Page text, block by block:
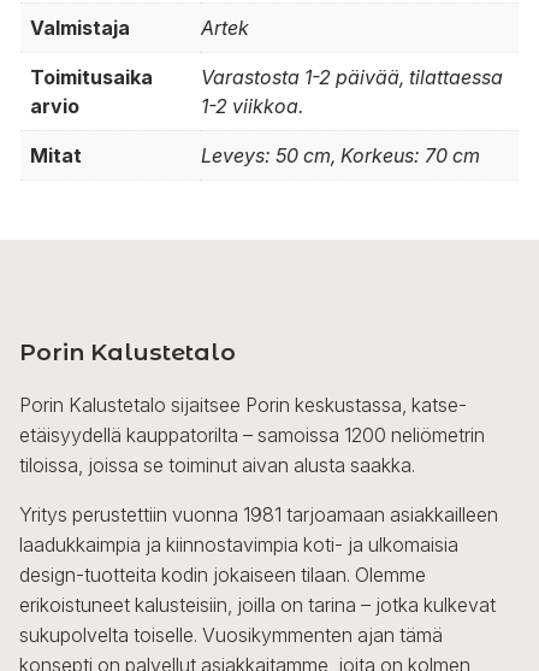
Valmistaja Artek
Toimitusaika
arvio
Varastosta 1-2 päivää, tilattaessa
1-2 viikkoa.
Mitat Leveys: 50 cm, Korkeus: 70 cm
Porin Kalustetalo
Porin Kalustetalo sijaitsee Porin keskustassa, katse-
etäisyydellä kauppatorilta – samoissa 1200 neliömetrin
tiloissa, joissa se toiminut aivan alusta saakka.
Yritys perustettiin vuonna 1981 tarjoamaan asiakkailleen
laadukkaimpia ja kiinnostavimpia koti- ja ulkomaisia
design-tuotteita kodin jokaiseen tilaan. Olemme
erikoistuneet kalusteisiin, joilla on tarina – jotka kulkevat
sukupolvelta toiselle. Vuosikymmenten ajan tämä
konsepti on palvellut asiakkaitamme, joita on kolmen